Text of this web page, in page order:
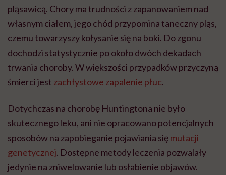
pląsawicą. Chory ma trudności z zapanowaniem nad
własnym ciałem, jego chód przypomina taneczny pląs,
czemu towarzyszy kołysanie się na boki. Do zgonu
dochodzi statystycznie po około dwóch dekadach
trwania choroby. W większości przypadków przyczyną
śmierci jest zachłystowe zapalenie płuc.
Dotychczas na chorobę Huntingtona nie było
skutecznego leku, ani nie opracowano potencjalnych
sposobów na zapobieganie pojawiania sięmutacji
genetycznej. Dostępne metody leczenia pozwalały
jedynie na zniwelowanie lub osłabienie objawów.